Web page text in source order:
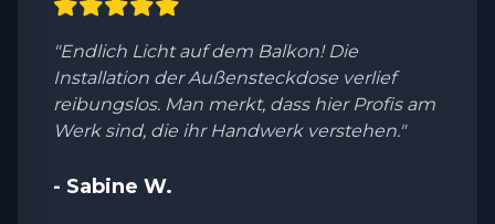
"Endlich Licht auf dem Balkon! Die
Installation der Außensteckdose verlief
reibungslos. Man merkt, dass hier Profis am
Werk sind, die ihr Handwerk verstehen."
- Sabine W.